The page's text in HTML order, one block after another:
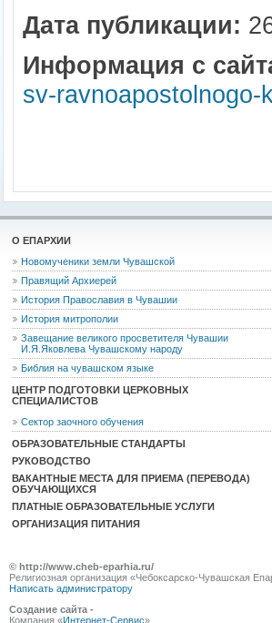
Дата публикации:
Информация с
sv-ravnoapostolnogo-
О ЕПАРХИИ
Новомученики земли Чувашской
Правящий Архиерей
История Православия в Чувашии
История митрополии
Завещание великого просветителя Чувашии
И.Я.Яковлева Чувашскому народу
Библия на чувашском языке
ЦЕНТР ПОДГОТОВКИ ЦЕРКОВНЫХ
СПЕЦИАЛИСТОВ
Сектор заочного обучения
ОБРАЗОВАТЕЛЬНЫЕ СТАНДАРТЫ
РУКОВОДСТВО
ВАКАНТНЫЕ МЕСТА ДЛЯ ПРИЕМА (ПЕРЕВОДА)
ОБУЧАЮЩИХСЯ
ПЛАТНЫЕ ОБРАЗОВАТЕЛЬНЫЕ УСЛУГИ
ОРГАНИЗАЦИЯ ПИТАНИЯ
© http://www.cheb-eparhia.ru/
Религиозная организация «Чебоксарско-Чувашская
Написать администратору
Создание сайта -
Компания «Интернет-Сервис»